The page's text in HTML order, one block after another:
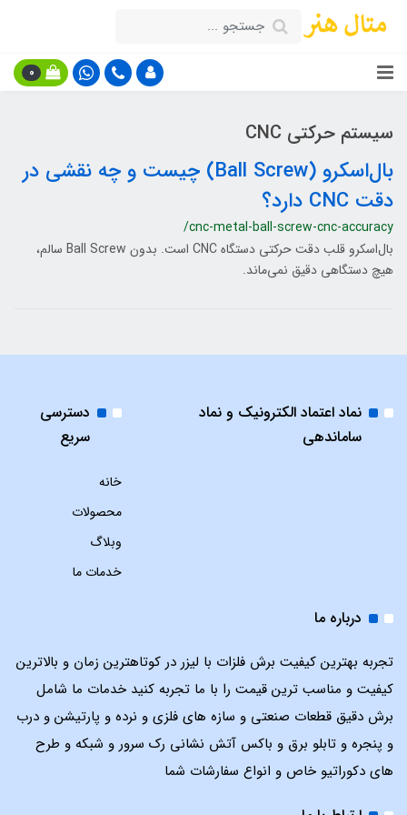
0
سیستم حرکتی CNC
بال‌اسکرو (Ball Screw) چیست و چه نقشی در
دقت CNC دارد؟
/cnc-metal-ball-screw-cnc-accuracy
بال‌اسکرو قلب دقت حرکتی دستگاه CNC است. بدون Ball Screw سالم،
هیچ دستگاهی دقیق نمی‌ماند.
نماد اعتماد الکترونیک و نماد
ساماندهی
دسترسی
سریع
خانه
محصولات
وبلاگ
خدمات ما
درباره ما
تجربه بهترین کیفیت برش فلزات با لیزر در کوتاهترین زمان و بالاترین
کیفیت و مناسب ترین قیمت را با ما تجربه کنید خدمات ما شامل
برش دقیق قطعات صنعتی و سازه های فلزی و نرده و پارتیشن و درب
و پنجره و تابلو برق و باکس آتش نشانی رک سرور و شبکه و طرح
های دکوراتیو خاص و انواع سفارشات شما